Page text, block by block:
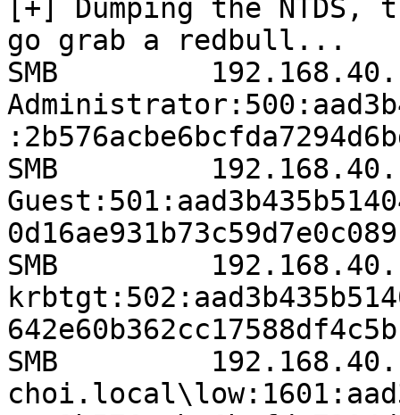
[+] Dumping the
go grab a
SMB
SMB
SMB
SMB